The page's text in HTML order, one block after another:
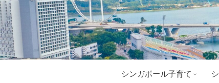
シンガポール子育て